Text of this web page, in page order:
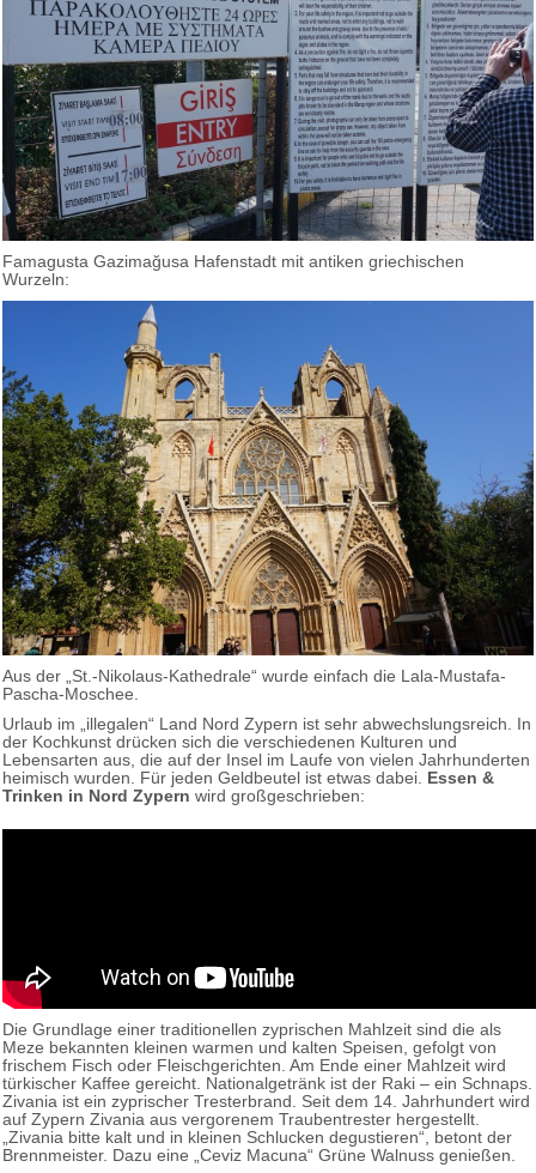
Famagusta Gazimağusa Hafenstadt mit antiken griechischen
Wurzeln:
Aus der „St.-Nikolaus-Kathedrale“ wurde einfach die Lala-Mustafa-
Pascha-Moschee.
Urlaub im „illegalen“ Land Nord Zypern ist sehr abwechslungsreich. In
der Kochkunst drücken sich die verschiedenen Kulturen und
Lebensarten aus, die auf der Insel im Laufe von vielen Jahrhunderten
heimisch wurden. Für jeden Geldbeutel ist etwas dabei. Essen &
Trinken in Nord Zypern wird großgeschrieben:
Die Grundlage einer traditionellen zyprischen Mahlzeit sind die als
Meze bekannten kleinen warmen und kalten Speisen, gefolgt von
frischem Fisch oder Fleischgerichten. Am Ende einer Mahlzeit wird
türkischer Kaffee gereicht. Nationalgetränk ist der Raki – ein Schnaps.
Zivania ist ein zyprischer Tresterbrand. Seit dem 14. Jahrhundert wird
auf Zypern Zivania aus vergorenem Traubentrester hergestellt.
„Zivania bitte kalt und in kleinen Schlucken degustieren“, betont der
Brennmeister. Dazu eine „Ceviz Macuna“ Grüne Walnuss genießen.